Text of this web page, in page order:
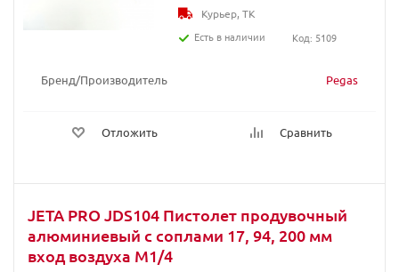
Бренд/Производитель Pegas
Отложить Сравнить
Курьер, ТК
Есть в наличии
Код: 5109
JETA PRO JDS104 Пистолет продувочный
алюминиевый с соплами 17, 94, 200 мм
вход воздуха М1/4